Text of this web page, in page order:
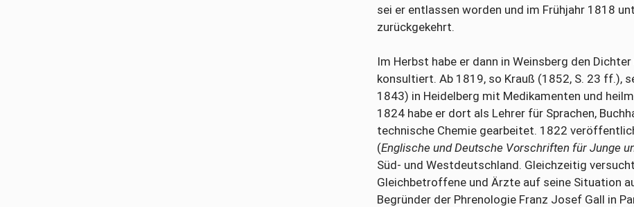
sei er entlassen worden und im Frühjahr 1818
zurückgekehrt.
Im Herbst habe er dann in Weinsberg den
konsultiert. Ab 1819, so Krauß (1852, S. 23 ff.),
1843) in Heidelberg mit Medikamenten und
1824 habe er dort als Lehrer für Sprachen,
technische Chemie gearbeitet. 1822
(Englische und Deutsche Vorschriften für Junge
Süd- und Westdeutschland. Gleichzeitig
Gleichbetroffene und Ärzte auf seine Situation
Begründer der Phrenologie Franz Josef Gall in